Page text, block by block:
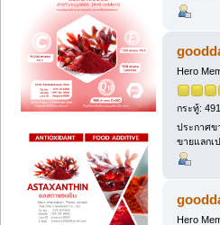
Hero
กระทู้:
ประกาศข
ขายแลกเ
Hero